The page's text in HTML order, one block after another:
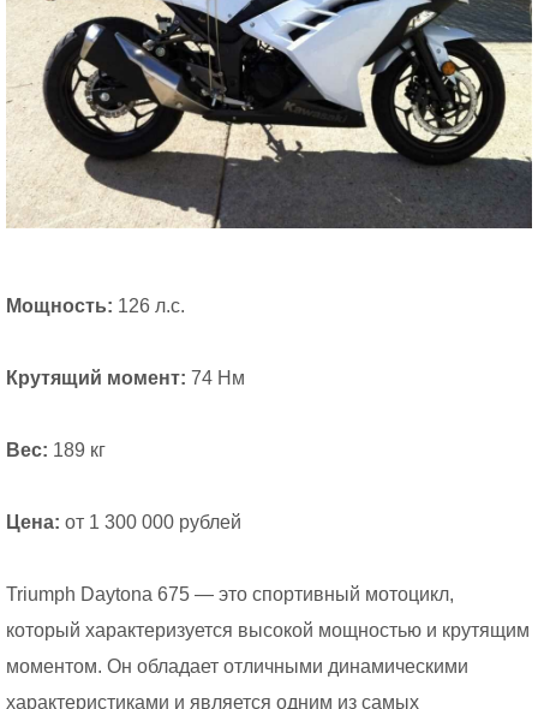
Мощность: 126 л.с.
Крутящий момент: 74 Нм
Вес: 189 кг
Цена: от 1 300 000 рублей
Triumph Daytona 675 — это спортивный мотоцикл,
который характеризуется высокой мощностью и крутящим
моментом. Он обладает отличными динамическими
характеристиками и является одним из самых